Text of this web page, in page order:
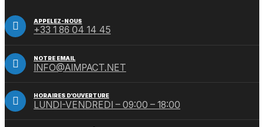
APPELEZ-NOUS
+33 1 86 04 14 45
NOTRE EMAIL
INFO@AIMPACT.NET
HORAIRES D’OUVERTURE
LUNDI-VENDREDI – 09:00 – 18:00